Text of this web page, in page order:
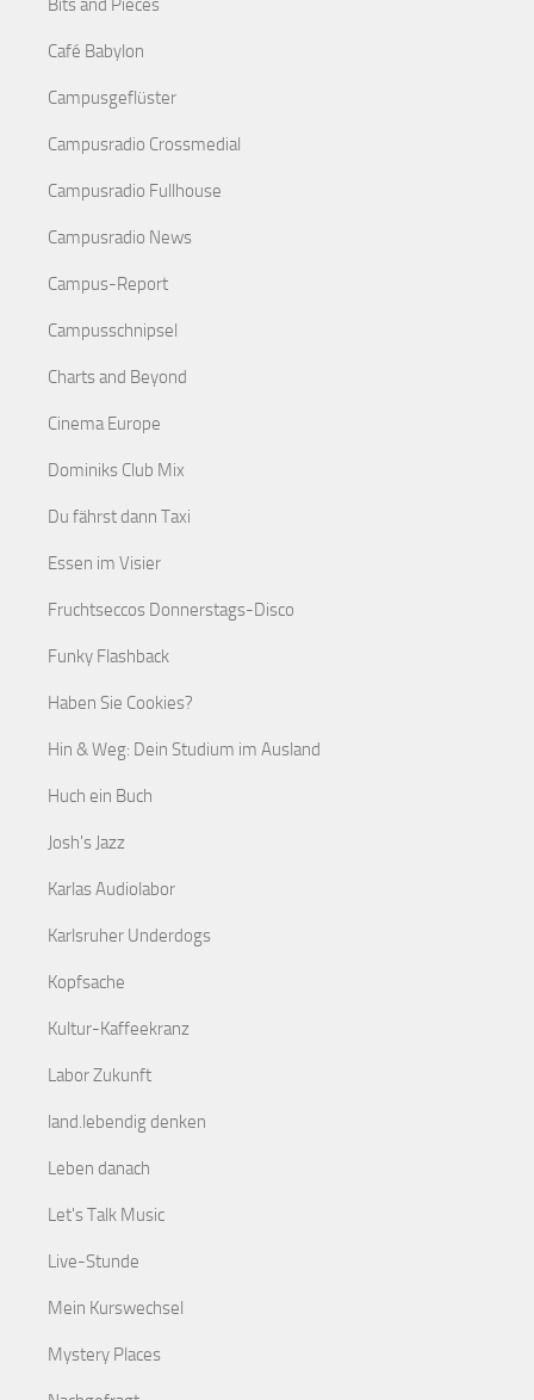
Bits and Pieces
Café Babylon
Campusgeflüster
Campusradio Crossmedial
Campusradio Fullhouse
Campusradio News
Campus-Report
Campusschnipsel
Charts and Beyond
Cinema Europe
Dominiks Club Mix
Du fährst dann Taxi
Essen im Visier
Fruchtseccos Donnerstags-Disco
Funky Flashback
Haben Sie Cookies?
Hin & Weg: Dein Studium im Ausland
Huch ein Buch
Josh's Jazz
Karlas Audiolabor
Karlsruher Underdogs
Kopfsache
Kultur-Kaffeekranz
Labor Zukunft
land.lebendig denken
Leben danach
Let's Talk Music
Live-Stunde
Mein Kurswechsel
Mystery Places